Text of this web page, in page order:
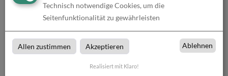
zzgl. 19% MwSt.
Gesamtbetrag (brutto) 421,59€
Technisch notwendige Cookies, um die
Seitenfunktionalität zu gewährleisten
Allen zustimmen Akzeptieren Ablehnen
Realisiert mit Klaro!